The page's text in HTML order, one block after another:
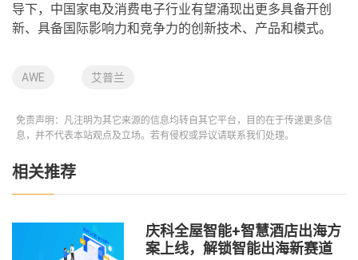
导下，中国家电及消费电子行业有望涌现出更多具备开创
新、具备国际影响力和竞争力的创新技术、产品和模式。
AWE 艾普兰
免责声明：凡注明为其它来源的信息均转自其它平台，目的在于传递更多信
息，并不代表本站观点及立场。若有侵权或异议请联系我们处理。
相关推荐
庆科全屋智能+智慧酒店出海方
案上线，解锁智能出海新赛道